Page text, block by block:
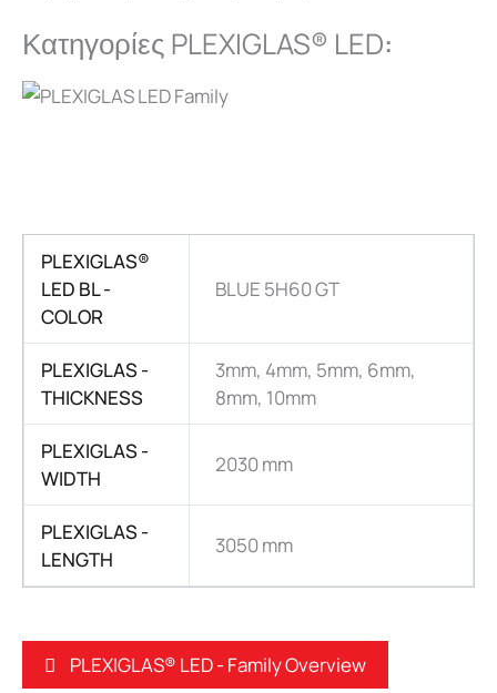
Κατηγορίες PLEXIGLAS® LED:
PLEXIGLAS®
LED BL -
COLOR
BLUE 5H60 GT
PLEXIGLAS -
THICKNESS
3mm, 4mm, 5mm, 6mm,
8mm, 10mm
PLEXIGLAS -
WIDTH
2030 mm
PLEXIGLAS -
LENGTH
3050 mm
PLEXIGLAS® LED - Family Overview